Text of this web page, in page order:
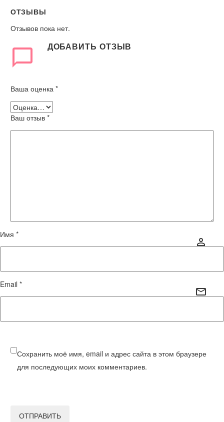
ОТЗЫВЫ
Отзывов пока нет.
ДОБАВИТЬ ОТЗЫВ
Ваша оценка *
Ваш отзыв *
Имя *
Email *
Сохранить моё имя, email и адрес сайта в этом браузере
для последующих моих комментариев.
ОТПРАВИТЬ